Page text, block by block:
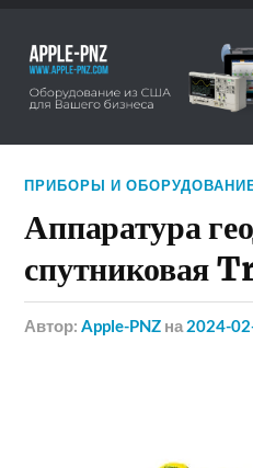
ПРИБОРЫ И
Аппаратура
спутниковая
Автор:Apple-PNZ на 2024-